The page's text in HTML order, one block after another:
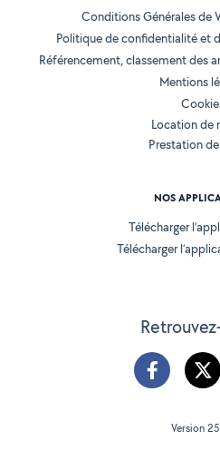
Conditions Générales de
Politique de confidentialité et
Référencement, classement des
Mentions
Location de
Prestation
NOS
Télécharger
Télécharger
Version